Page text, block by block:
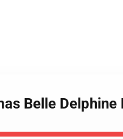
Belle